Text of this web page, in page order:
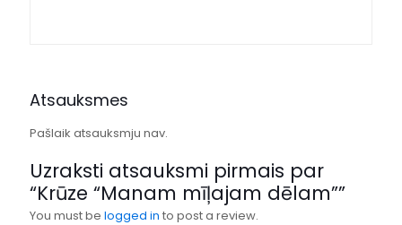
Atsauksmes
Pašlaik atsauksmju nav.
Uzraksti atsauksmi pirmais par
“Krūze “Manam mīļajam dēlam””
You must be logged in to post a review.